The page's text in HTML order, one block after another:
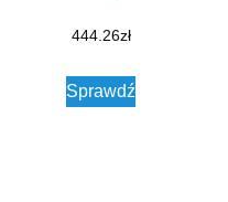
444.26zł
Sprawdź